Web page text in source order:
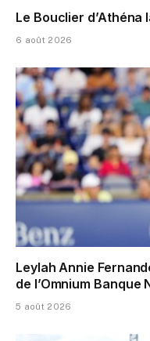
Le Bouclier
6 août 2026
Leylah Annie
de l’Omnium Banque
5 août 2026